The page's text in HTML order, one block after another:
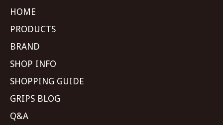
HOME
PRODUCTS
BRAND
SHOP INFO
SHOPPING GUIDE
GRIPS BLOG
Q&A